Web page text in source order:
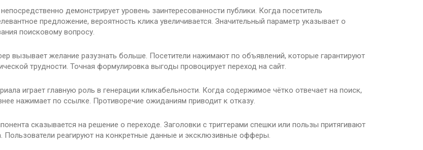
демонстрирует уровень заинтересованности публики. Когда посетитель
предложение, вероятность клика увеличивается. Значительный параметр указывает о
поисковому вопросу.
вызывает желание разузнать больше. Посетители нажимают по объявлений, которые гарантируют
трудности. Точная формулировка выгоды провоцирует переход на сайт.
играет главную роль в генерации кликабельности. Когда содержимое чётко отвечает на поиск,
нажимает по ссылке. Противоречие ожиданиям приводит к отказу.
сказывается на решение о переходе. Заголовки с триггерами спешки или пользы притягивают
Пользователи реагируют на конкретные данные и эксклюзивные офферы.